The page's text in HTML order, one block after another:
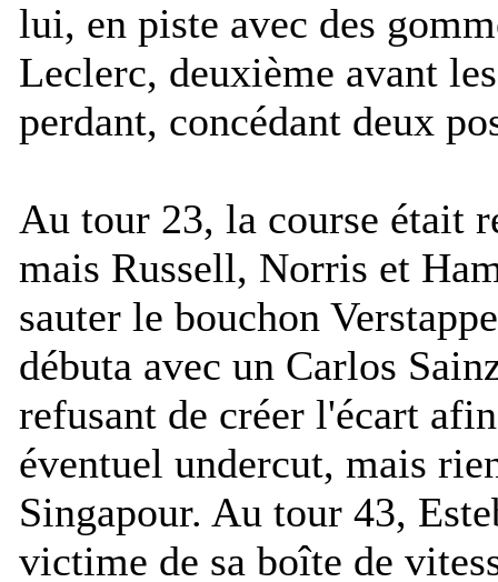
lui, en piste avec des
Leclerc, deuxième avant
perdant, concédant deux
Au tour 23, la course était
mais Russell, Norris et
sauter le bouchon
débuta avec un Carlos
refusant de créer l'écart
éventuel undercut, mais
Singapour. Au tour 43,
victime de sa boîte de